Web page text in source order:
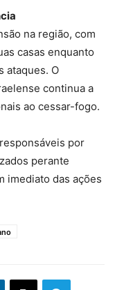
na região, com
casas enquanto
ataques. O
continua a
ao cessar-fogo.
por
perante
imediato das ações